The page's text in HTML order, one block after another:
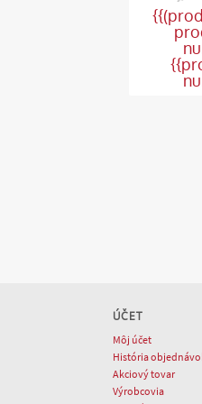
ÚČET
Môj účet
História
Akciový tovar
Výrobcovia